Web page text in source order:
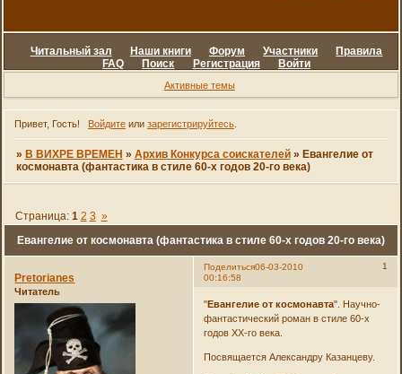
Читальный зал Наши книги Форум Участники
Правила
FAQ
Поиск Регистрация Войти
Активные темы
Привет, Гость! Войдитеили зарегистрируйтесь.
» В ВИХРЕ ВРЕМЕН » Архив Конкурса соискателей » Евангелие от
космонавта (фантастика в стиле 60-х годов 20-го века)
Евангелие от космонавта (фантастика в стиле 60-х годов 20-го века)
Страница: 1 2 3 »
Поделиться 1
06-03-2010
00:16:58
Pretorianes
Читатель
"Евангелие от космонавта". Научно-
фантастический роман в стиле 60-х
годов ХХ-го века.
Посвящается Александру Казанцеву.